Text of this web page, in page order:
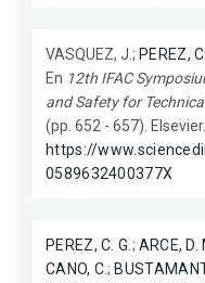
VASQUEZ, J.; PEREZ,
En 12th IFAC
and Safety for
(pp. 652 - 657).
https://
0589632400377X
PEREZ, C. G.; ARCE, D.
CANO, C.;